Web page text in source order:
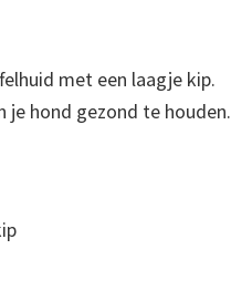
met een laagje kip.
je hond gezond te houden.